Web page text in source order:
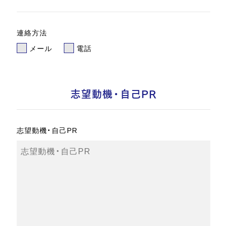
連絡方法
メール
電話
志望動機・自己PR
志望動機・自己PR